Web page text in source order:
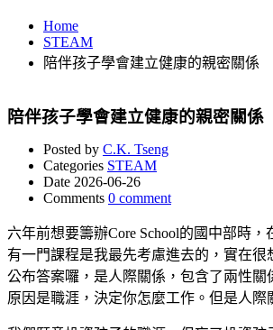
Home
STEAM
陪伴孩子學會建立健康的親密關係
陪伴孩子學會建立健康的親密關係
Posted by C.K. Tseng
Categories STEAM
Date 2026-06-26
Comments 0 comment
六年前想要籌辦Core School的國中部時
有一門課程是我最先考慮進去的，實在很
公布答案囉，是人際關係，包含了兩性關
原因是職涯，決定你怎麼工作。但是人際